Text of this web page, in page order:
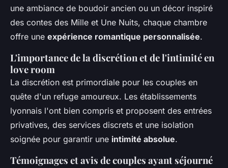
une ambiance de boudoir ancien ou un décor inspiré
des contes des Mille et Une Nuits, chaque chambre
offre une expérience romantique personnalisée.
L'importance de la discrétion et de l'intimité en
love room
La discrétion est primordiale pour les couples en
quête d'un refuge amoureux. Les établissements
lyonnais l'ont bien compris et proposent des entrées
privatives, des services discrets et une isolation
soignée pour garantir une intimité absolue.
Témoignages et avis de couples ayant séjourné